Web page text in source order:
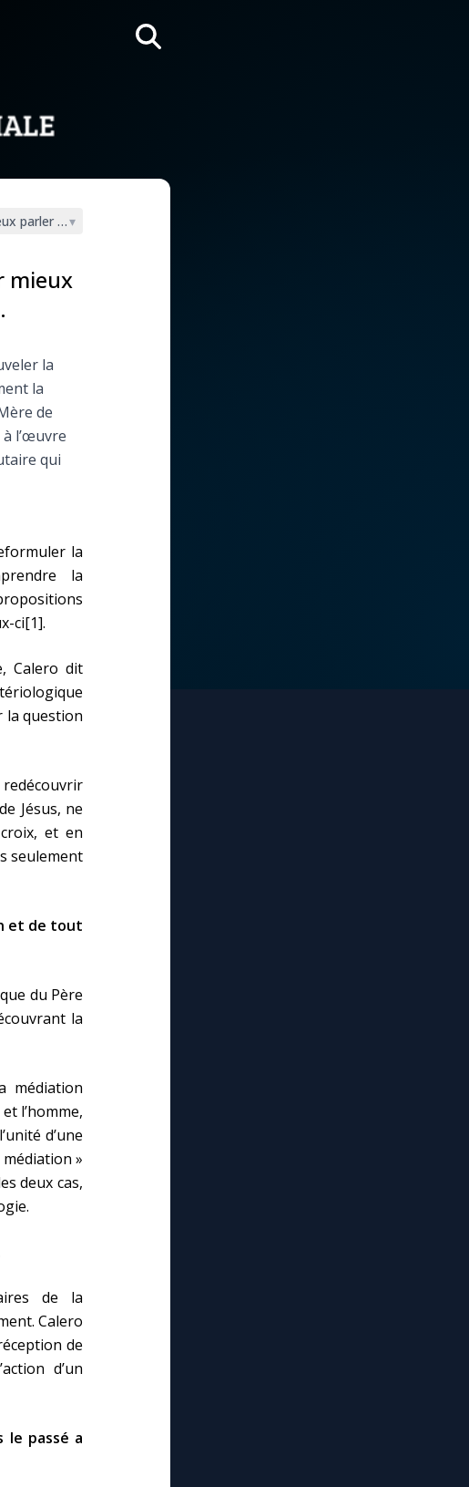
parler de Marie (A.M. Calero).
▾
mieux
la
la
de
l’œuvre
qui
la
la
ci[1].
Calero dit
la question
redécouvrir
Jésus, ne
et en
seulement
et de tout
du Père
la
médiation
l’homme,
d’une
»
deux cas,
de la
Calero
de
d’un
le passé a